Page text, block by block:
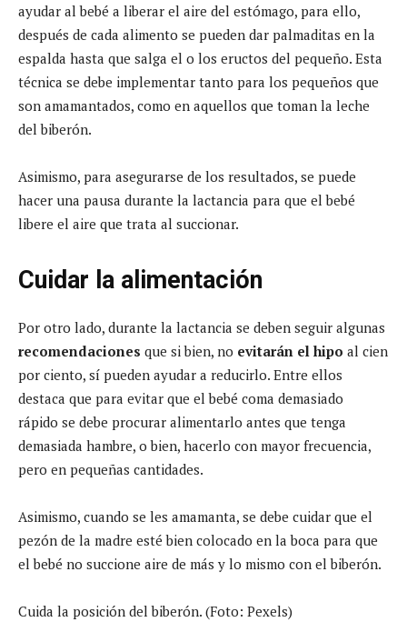
ayudar al bebé a liberar el aire del estómago, para ello,
después de cada alimento se pueden dar palmaditas en la
espalda hasta que salga el o los eructos del pequeño. Esta
técnica se debe implementar tanto para los pequeños que
son amamantados, como en aquellos que toman la leche
del biberón.
Asimismo, para asegurarse de los resultados, se puede
hacer una pausa durante la lactancia para que el bebé
libere el aire que trata al succionar.
Cuidar la alimentación
Por otro lado, durante la lactancia se deben seguir algunas
recomendaciones que si bien, no evitarán el hipo al cien
por ciento, sí pueden ayudar a reducirlo. Entre ellos
destaca que para evitar que el bebé coma demasiado
rápido se debe procurar alimentarlo antes que tenga
demasiada hambre, o bien, hacerlo con mayor frecuencia,
pero en pequeñas cantidades.
Asimismo, cuando se les amamanta, se debe cuidar que el
pezón de la madre esté bien colocado en la boca para que
el bebé no succione aire de más y lo mismo con el biberón.
Cuida la posición del biberón. (Foto: Pexels)